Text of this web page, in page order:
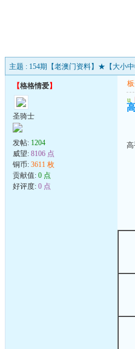
主题 : 154期【老澳门资料】★【大小中
【格格情爱】
圣骑士
发帖: 1204
威望: 8106 点
铜币: 3611 枚
贡献值: 0 点
好评度: 0 点
u